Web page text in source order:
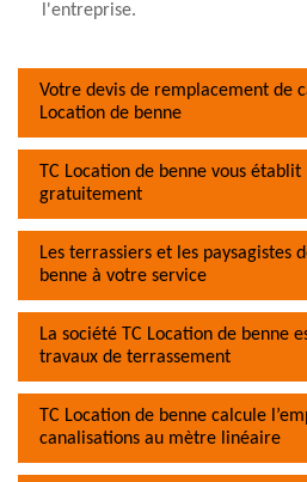
l'entreprise.
Votre devis de remplacement de
Location de benne
TC Location de benne vous établit
gratuitement
Les terrassiers et les paysagistes
benne à votre service
La société TC Location de benne
travaux de terrassement
TC Location de benne calcule
canalisations au mètre linéaire